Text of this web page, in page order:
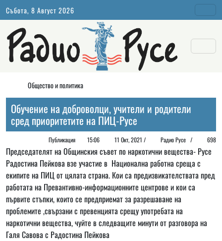
Събота, 8 Август 2026
Общество и политика
Обучение на доброволци, учители и родители
сред приоритетите на ПИЦ-Русе
Публикация 15:06 11 Окт, 2021 / Радио Русе / 698
Председателят на Общинския съвет по наркотични вещества- Русе
Радостина Пейкова взе участие в Национална работна среща с
екипите на ПИЦ от цялата страна. Кои са предизвикателствата пред
работата на Превантивно-информационните центрове и кои са
първите стъпки, които се предприемат за разрешаване на
проблемите ,свързани с превенцията срещу употребата на
наркотични вещества, чуйте в следващите минути от разговора на
Галя Савова с Радостина Пейкова